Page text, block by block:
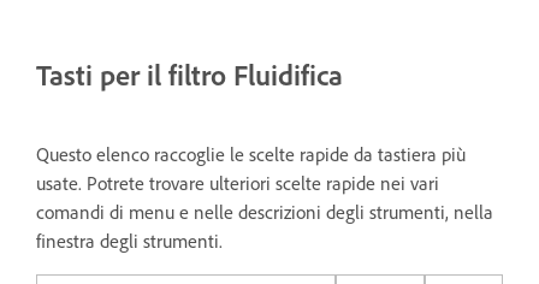
Tasti per il filtro Fluidifica
Questo elenco raccoglie le scelte rapide da tastiera più
usate. Potrete trovare ulteriori scelte rapide nei vari
comandi di menu e nelle descrizioni degli strumenti, nella
finestra degli strumenti.